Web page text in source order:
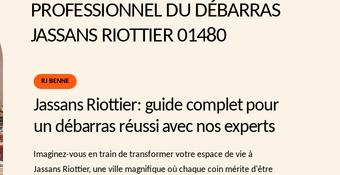
PROFESSIONNEL DU DÉBARRAS
JASSANS RIOTTIER 01480
RJ BENNE
Jassans Riottier: guide complet pour
un débarras réussi avec nos experts
Imaginez-vous en train de transformer votre espace de vie à
Jassans Riottier, une ville magnifique où chaque coin mérite d'être